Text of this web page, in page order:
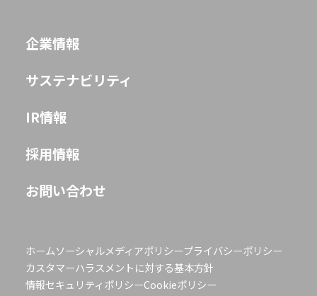
企業情報
サステナビリティ
IR情報
採用情報
お問い合わせ
ホームソーシャルメディアポリシープライバシーポリシー
カスタマーハラスメントに対する基本方針
情報セキュリティポリシーCookieポリシー